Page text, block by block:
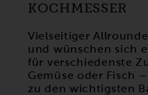
KOCHMESSER
Vielseitiger
und wünschen sich
für verschiedenste
Gemüse oder Fisch
zu den wichtigsten